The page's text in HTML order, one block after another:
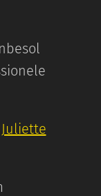
Juliette